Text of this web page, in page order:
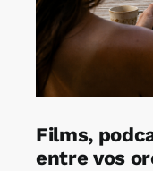
Films,
entre vos